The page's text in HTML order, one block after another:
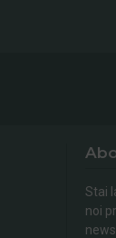
Stai
noi